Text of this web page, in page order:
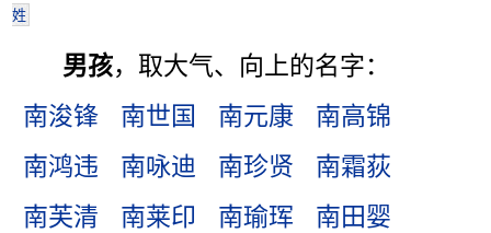
姓
男孩，取大气、向上的名字：
南浚锋
南世国 南元康
南高锦
南鸿违
南咏迪 南珍贤
南霜荻
南芙清
南莱印 南瑜珲
南田婴